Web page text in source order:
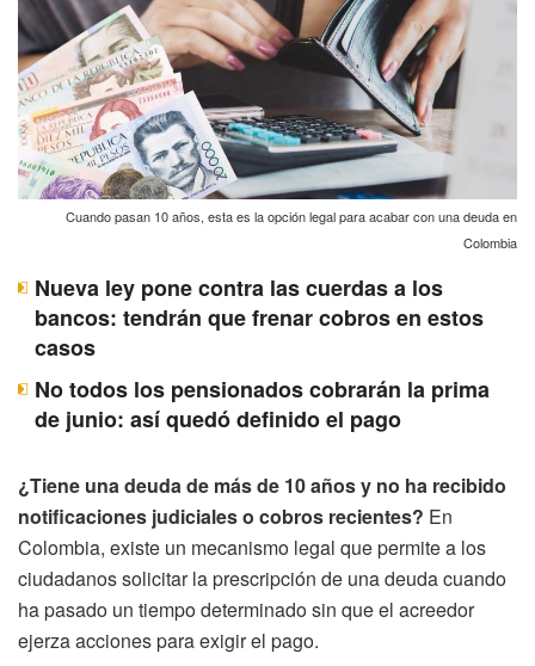
Cuando pasan 10 años, esta es la opción legal para acabar con una deuda en
Colombia
Nueva ley pone contra las cuerdas a los
bancos: tendrán que frenar cobros en estos
casos
No todos los pensionados cobrarán la prima
de junio: así quedó definido el pago
¿Tiene una deuda de más de 10 años y no ha recibido
notificaciones judiciales o cobros recientes? En
Colombia, existe un mecanismo legal que permite a los
ciudadanos solicitar la prescripción de una deuda cuando
ha pasado un tiempo determinado sin que el acreedor
ejerza acciones para exigir el pago.